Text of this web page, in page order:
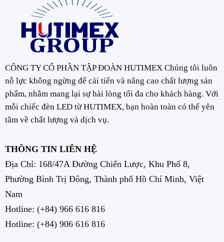
CÔNG TY CỔ PHẦN TẬP ĐOÀN HUTIMEX Chúng tôi luôn
nỗ lực không ngừng để cải tiến và nâng cao chất lượng sản
phẩm, nhằm mang lại sự hài lòng tối đa cho khách hàng. Với
mỗi chiếc đèn LED từ HUTIMEX, bạn hoàn toàn có thể yên
tâm về chất lượng và dịch vụ.
THÔNG TIN LIÊN HỆ
Địa Chỉ: 168/47A Đường Chiến Lược, Khu Phố 8,
Phường Bình Trị Đông, Thành phố Hồ Chí Minh, Việt
Nam
Hotline: (+84) 966 616 816
Hotline: (+84) 906 616 816